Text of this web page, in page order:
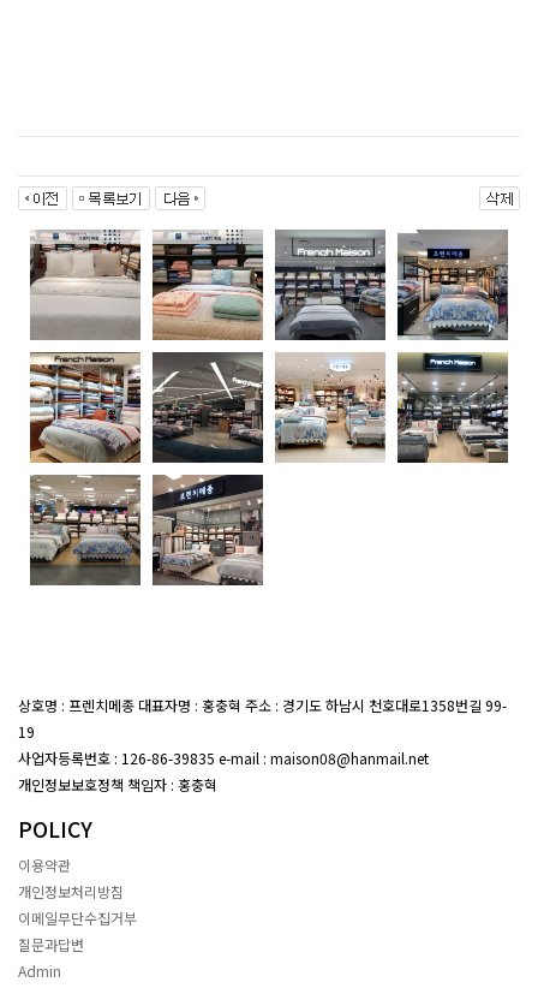
상호명 : 프렌치메종 대표자명 : 홍충혁 주소 : 경기도 하남시 천호대로1358번길 99-
19
사업자등록번호 : 126-86-39835 e-mail : maison08@hanmail.net
개인정보보호정책 책임자 : 홍충혁
POLICY
이용약관
개인정보처리방침
이메일무단수집거부
질문과답변
Admin